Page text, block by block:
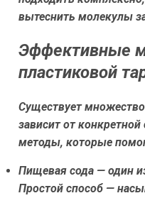
вытеснить молекулы
Эффективные
пластиковой
Существует
зависит от
методы, которые
Пищевая сода — один
Простой способ —